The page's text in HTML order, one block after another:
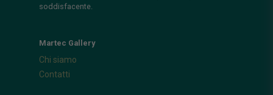
soddisfacente.
Martec Gallery
Chi siamo
Contatti